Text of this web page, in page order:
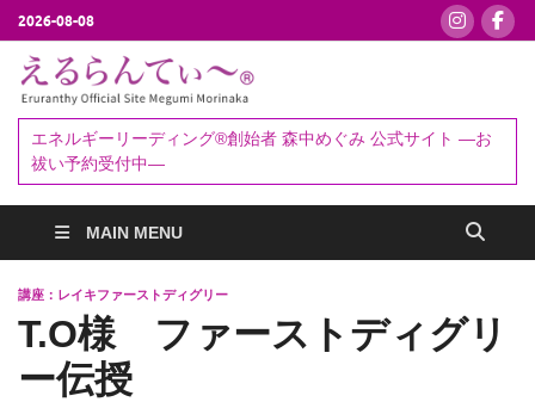
2026-08-08
ぃ～®
予約受付中
エネルギーリーディング®創始者 森中めぐみ 公式サイト ―お
祓い予約受付中―
MAIN MENU
講座：レイキファーストディグリー
T.O様 ファーストディグリ
ー伝授